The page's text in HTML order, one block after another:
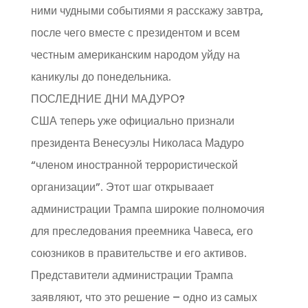
ними чудными событиями я расскажу завтра,
после чего вместе с президентом и всем
честным американским народом уйду на
каникулы до понедельника.
ПОСЛЕДНИЕ ДНИ МАДУРО?
США теперь уже официально признали
президента Венесуэлы Николаса Мадуро
“членом иностранной террористической
организации”. Этот шаг открываает
администрации Трампа широкие полномочия
для преследования преемника Чавеса, его
союзников в правительстве и его активов.
Представители администрации Трампа
заявляют, что это решение – одно из самых